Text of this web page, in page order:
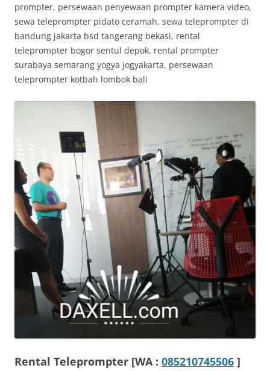
prompter, persewaan penyewaan prompter kamera video,
sewa teleprompter pidato ceramah, sewa teleprompter di
bandung jakarta bsd tangerang bekasi, rental
teleprompter bogor sentul depok, rental prompter
surabaya semarang yogya jogyakarta, persewaan
teleprompter kotbah lombok bali
Rental Teleprompter [WA : 085210745506 ]